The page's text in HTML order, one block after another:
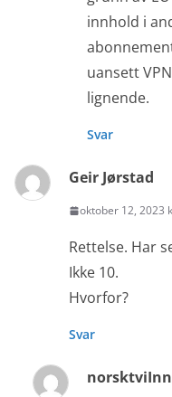
innhold i
uansett
lignende.
Svar
Geir Jørstad
oktober 12, 2023
Rettelse. Har
Ikke 10.
Hvorfor?
Svar
norsktvi